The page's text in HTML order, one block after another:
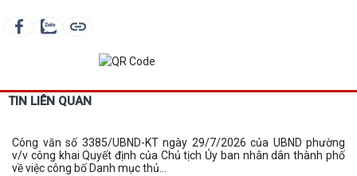
TIN LIÊN QUAN
Công văn số 3385/UBND-KT ngày 29/7/2026 của UBND phường
v/v công khai Quyết định của Chủ tịch Ủy ban nhân dân thành phố
về việc công bố Danh mục thủ...